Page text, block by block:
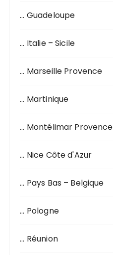
… Guadeloupe
… Italie – Sicile
… Marseille Provence
… Martinique
… Montélimar Provence
… Nice Côte d'Azur
… Pays Bas – Belgique
… Pologne
… Réunion